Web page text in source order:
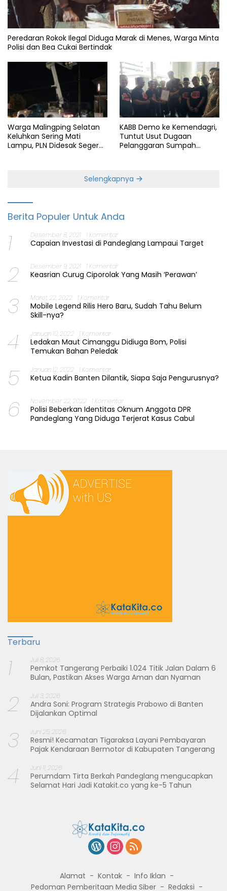
Peredaran Rokok Ilegal Diduga Marak di Menes, Warga Minta
Polisi dan Bea Cukai Bertindak
Warga Malingping Selatan
Keluhkan Sering Mati
Lampu, PLN Didesak Segera
KABB Demo ke Kemendagri,
Tuntut Usut Dugaan
Pelanggaran Sumpah
Selengkapnya
Berita Populer Untuk Anda
1 Desember 8, 2021 1 Komentar
Capaian Investasi di Pandeglang Lampaui Target
2 Desember 9, 2021 1 Komentar
Keasrian Curug Ciporolak Yang Masih ‘Perawan’
3 Maret 22, 2022 1 Komentar
Mobile Legend Rilis Hero Baru, Sudah Tahu Belum
Skill-nya?
4 Januari 10, 2022 1 Komentar
Ledakan Maut Cimanggu Didiuga Bom, Polisi
Temukan Bahan Peledak
5 Januari 12, 2022 1 Komentar
Ketua Kadin Banten Dilantik, Siapa Saja Pengurusnya?
6 November 22, 2022 1 Komentar
Polisi Beberkan Identitas Oknum Anggota DPR
Pandeglang Yang Diduga Terjerat Kasus Cabul
Terbaru
1 Juli 8, 2026
Pemkot Tangerang Perbaiki 1.024 Titik Jalan Dalam 6
Bulan, Pastikan Akses Warga Aman dan Nyaman
2 Juli 3, 2026
Andra Soni: Program Strategis Prabowo di Banten
Dijalankan Optimal
3 Juni 25, 2026
Resmi! Kecamatan Tigaraksa Layani Pembayaran
Pajak Kendaraan Bermotor di Kabupaten Tangerang
4 Juni 11, 2026
Perumdam Tirta Berkah Pandeglang mengucapkan
Selamat Hari Jadi Katakit.co yang ke-5 Tahun
Alamat Kontak
Info Iklan
Pedoman Pemberitaan Media Siber
Redaksi